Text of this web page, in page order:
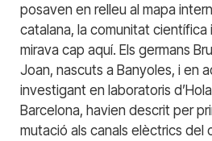
posaven en relleu al mapa
catalana, la comunitat científica
mirava cap aquí. Els germans
Joan, nascuts a Banyoles, i en
investigant en laboratoris
Barcelona, havien descrit per
mutació als canals elèctrics del